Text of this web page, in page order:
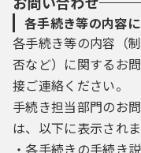
があった場合は
（３）本システ
ルアドレスへ
は、メールに
スすることで、
（４）利用者
成団体にて管
（５）利用者
各手続き等の内容
各手続き等の内容（
否など）に関するお
接ご連絡ください。
手続き担当部門のお
は、以下に表示され